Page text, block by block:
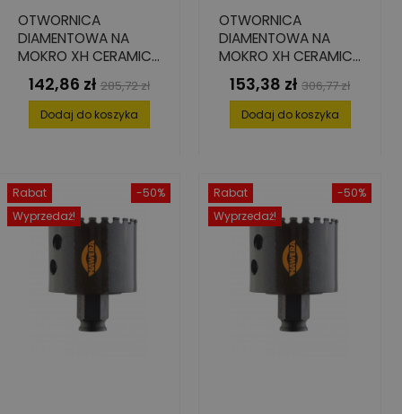
OTWORNICA
DIAMENTOWA NA
MOKRO XH CERAMICS
57 MM
Cena
142,86 zł Cena
podstawowa
285,72 zł
Dodaj do koszyka
OTWORNICA
DIAMENTOWA NA
MOKRO XH CERAMICS
65 MM
Cena
153,38 zł Cena
podstawowa
306,77 zł
Dodaj do koszyka
-50%
Rabat
Wyprzedaż!
-50%
Rabat
Wyprzedaż!